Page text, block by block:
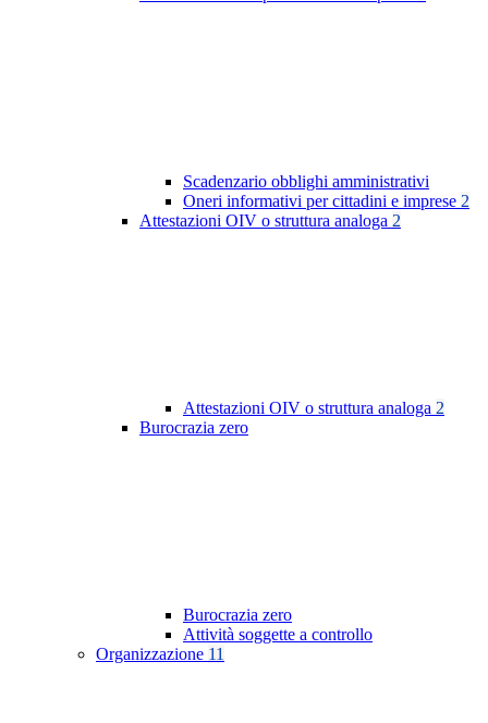
Scadenzario obblighi amministrativi
Oneri informativi per cittadini e imprese 2
Attestazioni OIV o struttura analoga 2
Attestazioni OIV o struttura analoga 2
Burocrazia zero
Burocrazia zero
Attività soggette a controllo
Organizzazione 11